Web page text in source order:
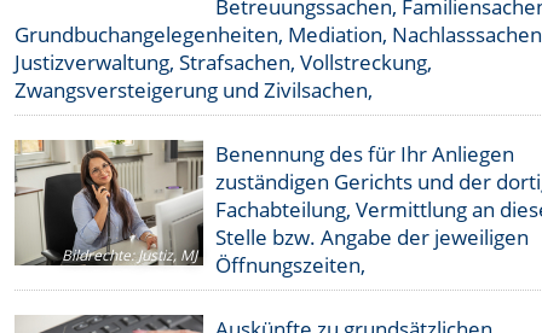
Betreuungssachen,
Grundbuchangelegenheiten, Mediation,
Justizverwaltung, Strafsachen, Vollstreckung,
Zwangsversteigerung und Zivilsachen,
Bildrechte:Justiz, MJ
Benennung des für Ihr Anliegen
zuständigen Gerichts und der
Fachabteilung, Vermittlung an
Stelle bzw. Angabe der jeweiligen
Öffnungszeiten,